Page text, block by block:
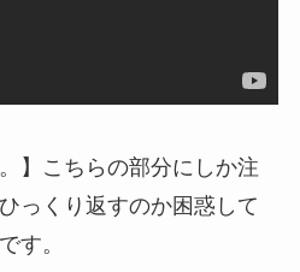
】こちらの部分にしか注
っくり返すのか困惑して
す。